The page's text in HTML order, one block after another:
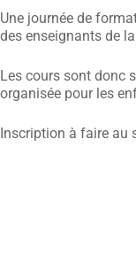
Une journée de
des enseignants de
Les cours sont donc
organisée pour les
Inscription à faire au